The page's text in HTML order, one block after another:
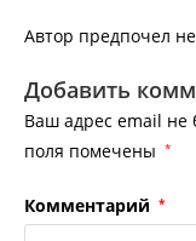
Автор предпочел
Добавить
Ваш адрес email не
поля помечены *
Комментарий *